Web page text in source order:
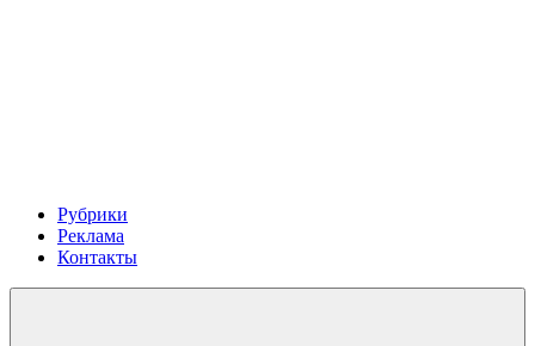
Рубрики
Реклама
Контакты